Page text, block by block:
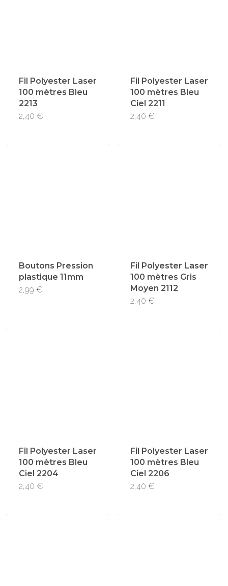
Fil Polyester Laser
100 mètres Bleu
2213
2,40 €
Fil Polyester Laser
100 mètres Bleu
Ciel 2211
2,40 €
Boutons Pression
plastique 11mm
2,99 €
sur
Fil Polyester Laser
100 mètres Gris
Moyen 2112
2,40 €
Fil Polyester Laser
100 mètres Bleu
Ciel 2204
2,40 €
Fil Polyester Laser
100 mètres Bleu
Ciel 2206
2,40 €